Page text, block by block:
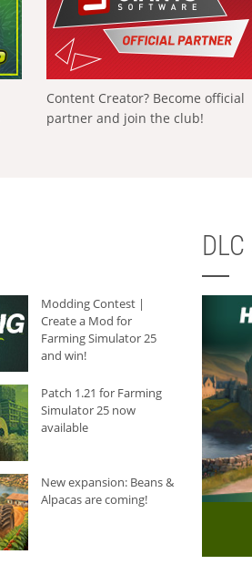
Content Creator? Become official
partner and join the club!
Modding Contest |
Create a Mod for
Farming Simulator 25
and win!
Patch 1.21 for Farming
Simulator 25 now
available
New expansion: Beans &
Alpacas are coming!